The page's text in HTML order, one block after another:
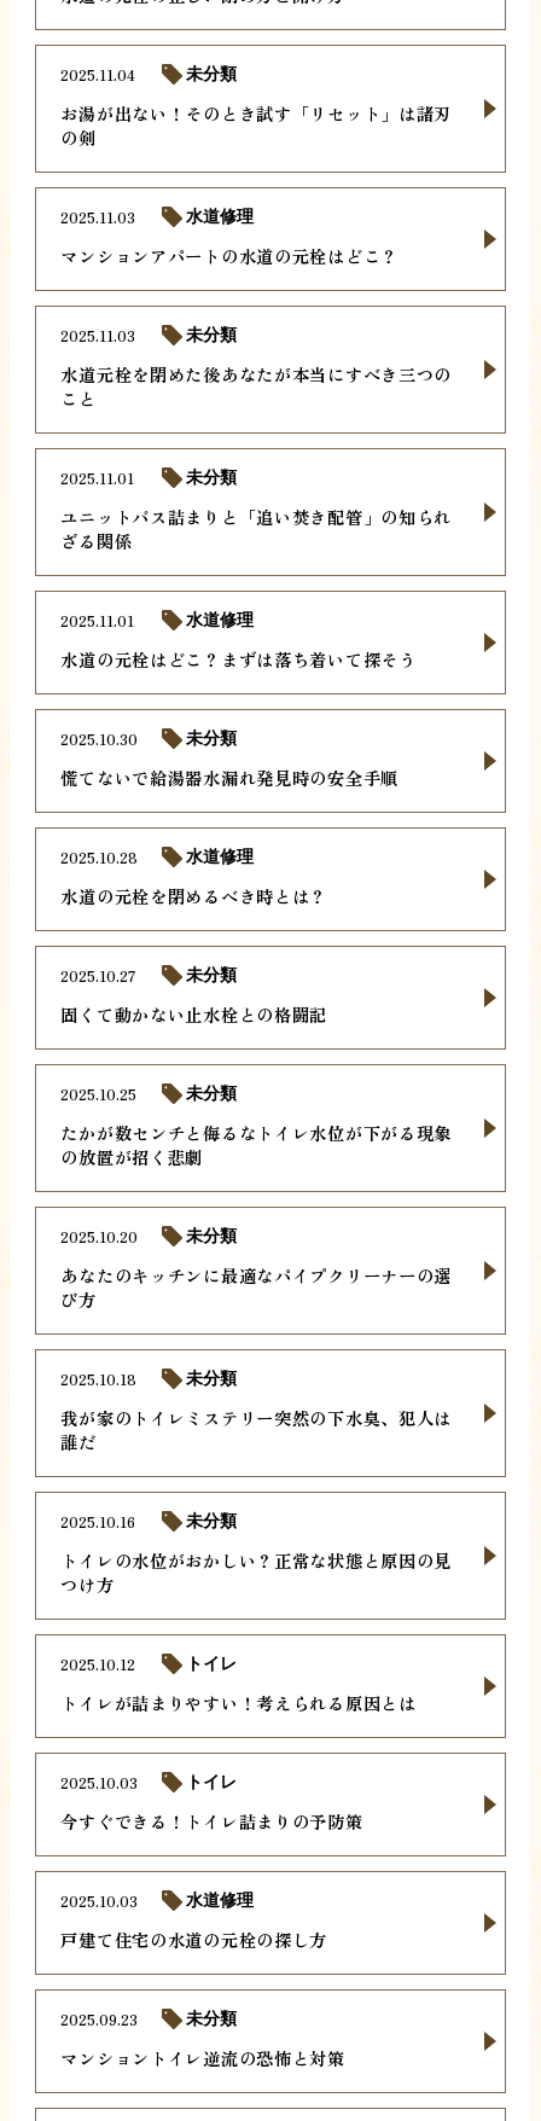
お湯が出ない！そのとき試す「リセット」は諸刃
の剣
2025.11.04 未分類
マンションアパートの水道の元栓はどこ？
2025.11.03 水道修理
水道元栓を閉めた後あなたが本当にすべき三つの
こと
2025.11.03 未分類
ユニットバス詰まりと「追い焚き配管」の知られ
ざる関係
2025.11.01 未分類
水道の元栓はどこ？まずは落ち着いて探そう
2025.11.01 水道修理
慌てないで給湯器水漏れ発見時の安全手順
2025.10.30 未分類
水道の元栓を閉めるべき時とは？
2025.10.28 水道修理
固くて動かない止水栓との格闘記
2025.10.27 未分類
たかが数センチと侮るなトイレ水位が下がる現象
の放置が招く悲劇
2025.10.25 未分類
あなたのキッチンに最適なパイプクリーナーの選
び方
2025.10.20 未分類
我が家のトイレミステリー突然の下水臭、犯人は
誰だ
2025.10.18 未分類
トイレの水位がおかしい？正常な状態と原因の見
つけ方
2025.10.16 未分類
トイレが詰まりやすい！考えられる原因とは
2025.10.12 トイレ
今すぐできる！トイレ詰まりの予防策
2025.10.03 トイレ
戸建て住宅の水道の元栓の探し方
2025.10.03 水道修理
マンショントイレ逆流の恐怖と対策
2025.09.23 未分類